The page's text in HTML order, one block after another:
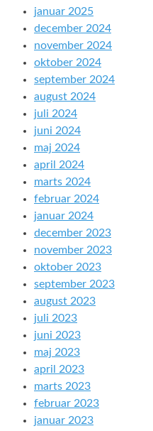
januar 2025
december 2024
november 2024
oktober 2024
september 2024
august 2024
juli 2024
juni 2024
maj 2024
april 2024
marts 2024
februar 2024
januar 2024
december 2023
november 2023
oktober 2023
september 2023
august 2023
juli 2023
juni 2023
maj 2023
april 2023
marts 2023
februar 2023
januar 2023